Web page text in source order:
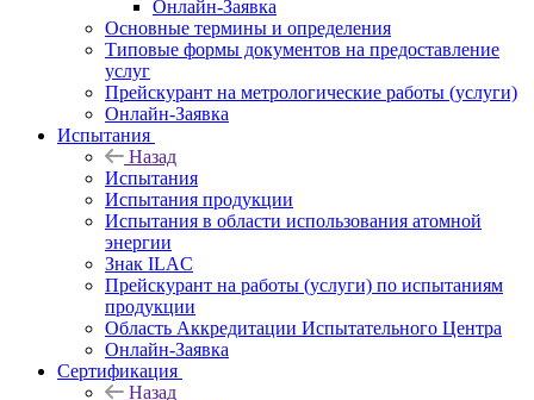
Онлайн-Заявка
Основные термины и определения
Типовые формы документов на предоставление
услуг
Прейскурант на метрологические работы (услуги)
Онлайн-Заявка
Испытания
Назад
Испытания
Испытания продукции
Испытания в области использования атомной
энергии
Знак ILAC
Прейскурант на работы (услуги) по испытаниям
продукции
Область Аккредитации Испытательного Центра
Онлайн-Заявка
Сертификация
Назад